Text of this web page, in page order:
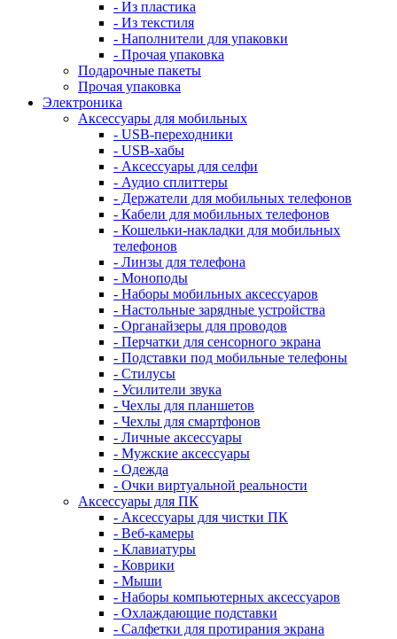
- Из пластика
- Из текстиля
- Наполнители для упаковки
- Прочая упаковка
Подарочные пакеты
Прочая упаковка
Электроника
Аксессуары для мобильных
- USB-переходники
- USB-хабы
- Аксессуары для селфи
- Аудио сплиттеры
- Держатели для мобильных телефонов
- Кабели для мобильных телефонов
- Кошельки-накладки для мобильных
телефонов
- Линзы для телефона
- Моноподы
- Наборы мобильных аксессуаров
- Настольные зарядные устройства
- Органайзеры для проводов
- Перчатки для сенсорного экрана
- Подставки под мобильные телефоны
- Стилусы
- Усилители звука
- Чехлы для планшетов
- Чехлы для смартфонов
- Личные аксессуары
- Мужские аксессуары
- Одежда
- Очки виртуальной реальности
Аксессуары для ПК
- Аксессуары для чистки ПК
- Веб-камеры
- Клавиатуры
- Коврики
- Мыши
- Наборы компьютерных аксессуаров
- Охлаждающие подставки
- Салфетки для протирания экрана